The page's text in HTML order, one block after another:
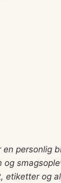
en personlig
etiketter og